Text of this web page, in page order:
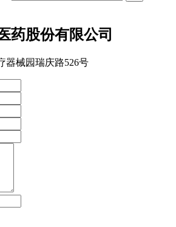
药股份有限公司
器械园瑞庆路526号